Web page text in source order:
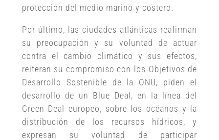
protección del medio marino y costero.
Por último, las ciudades atlánticas reafirman
su preocupación y su voluntad de actuar
contra el cambio climático y sus efectos,
reiteran su compromiso con los Objetivos de
Desarrollo Sostenible de la ONU, piden el
desarrollo de un Blue Deal, en la línea del
Green Deal europeo, sobre los océanos y la
distribución de los recursos hídricos, y
expresan su voluntad de participar